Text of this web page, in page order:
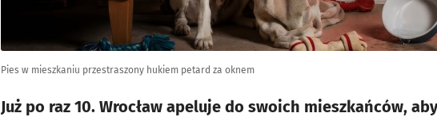
Pies w mieszkaniu przestraszony hukiem petard za oknem
Już po raz 10. Wrocław apeluje do swoich mieszkańców,